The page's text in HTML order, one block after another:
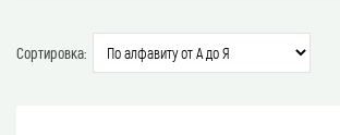
Сортировка: